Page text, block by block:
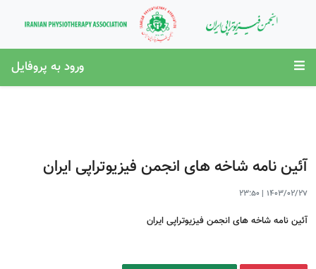
ورود به پروفایل
آئین نامه شاخه های انجمن فیزیوتراپی ایران
1403/02/27
|
23:50
آئین نامه شاخه های انجمن فیزیوتراپی ایران